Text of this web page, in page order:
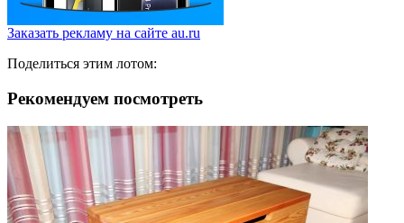
Заказать рекламу на сайте au.ru
Поделиться этим лотом:
Рекомендуем посмотреть